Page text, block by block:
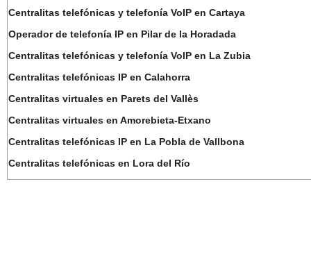
Centralitas telefónicas y telefonía VoIP en Cartaya
Operador de telefonía IP en Pilar de la Horadada
Centralitas telefónicas y telefonía VoIP en La Zubia
Centralitas telefónicas IP en Calahorra
Centralitas virtuales en Parets del Vallès
Centralitas virtuales en Amorebieta-Etxano
Centralitas telefónicas IP en La Pobla de Vallbona
Centralitas telefónicas en Lora del Río